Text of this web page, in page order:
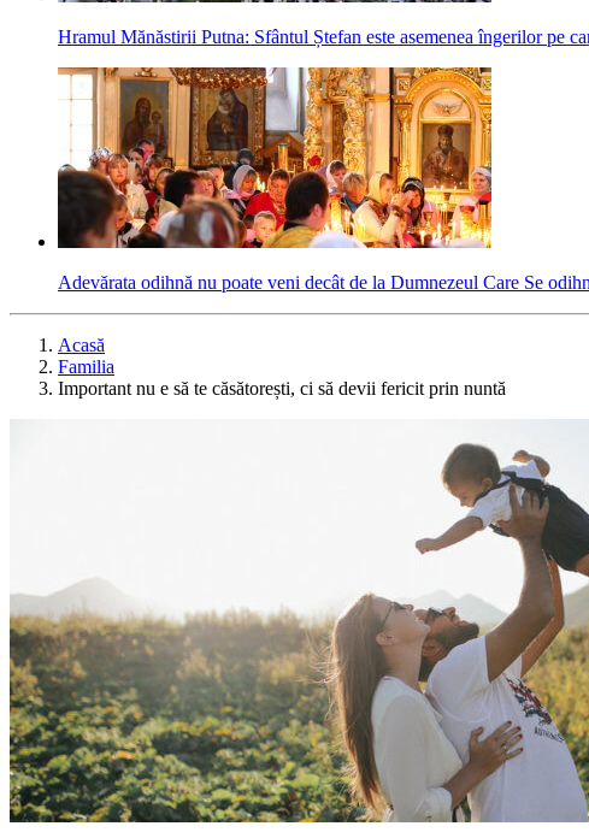
Hramul Mănăstirii Putna: Sfântul Ștefan este asemenea îngerilor pe
Adevărata odihnă nu poate veni decât de la Dumnezeul Care Se
Acasă
Familia
Important nu e să te căsătorești, ci să devii fericit prin nuntă